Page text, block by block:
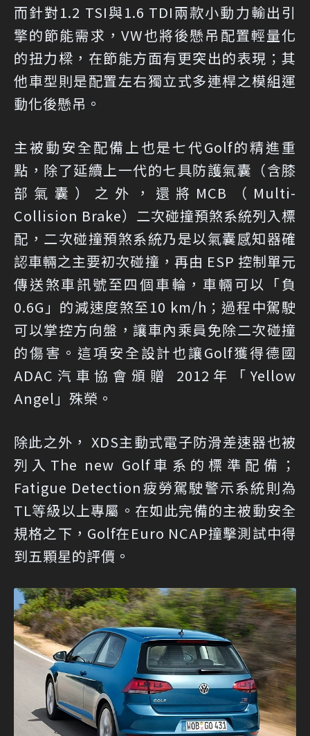
而針對1.2 TSI與1.6 TDI兩款小動力輸出引
擎的節能需求，VW也將後懸吊配置輕量化
的扭力樑，在節能方面有更突出的表現；其
他車型則是配置左右獨立式多連桿之模組運
動化後懸吊。
主被動安全配備上也是七代Golf的精進重
點，除了延續上一代的七具防護氣囊（含膝
部氣囊）之外，還將MCB（Multi-
Collision Brake）二次碰撞預煞系統列入標
配，二次碰撞預煞系統乃是以氣囊感知器確
認車輛之主要初次碰撞，再由 ESP 控制單元
傳送煞車訊號至四個車輪，車輛可以「負
0.6G」的減速度煞至10 km/h；過程中駕駛
可以掌控方向盤，讓車內乘員免除二次碰撞
的傷害。這項安全設計也讓Golf獲得德國
ADAC汽車協會頒贈 2012年「Yellow
Angel」殊榮。
除此之外， XDS主動式電子防滑差速器也被
列入The new Golf車系的標準配備；
Fatigue Detection疲勞駕駛警示系統則為
TL等級以上專屬。在如此完備的主被動安全
規格之下，Golf在Euro NCAP撞擊測試中得
到五顆星的評價。